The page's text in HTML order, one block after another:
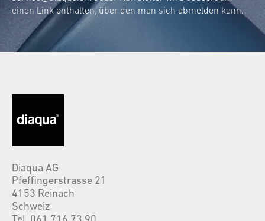
einen Link enthalten, über den man sich abmelden kann.
Diaqua AG
Pfeffingerstrasse 21
4153 Reinach
Schweiz